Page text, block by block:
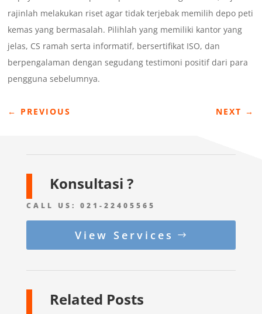
rajinlah melakukan riset agar tidak terjebak memilih depo peti
kemas yang bermasalah. Pilihlah yang memiliki kantor yang
jelas, CS ramah serta informatif, bersertifikat ISO, dan
berpengalaman dengan segudang testimoni positif dari para
pengguna sebelumnya.
← PREVIOUS NEXT →
Konsultasi ?
CALL US: 021-22405565
View Services
Related Posts